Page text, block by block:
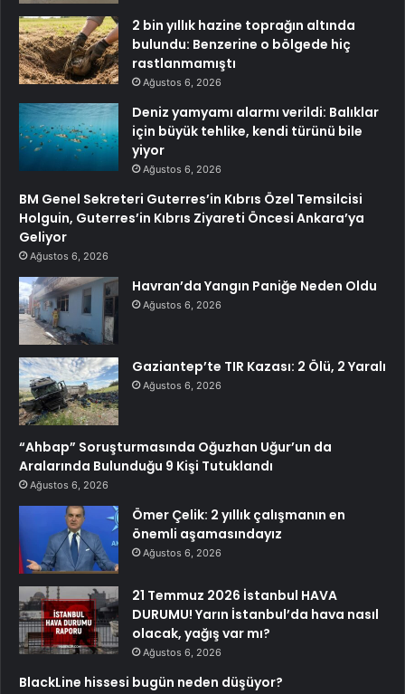
2 bin yıllık hazine toprağın altında
bulundu: Benzerine o bölgede hiç
rastlanmamıştı
Ağustos 6, 2026
Deniz yamyamı alarmı verildi: Balıklar
için büyük tehlike, kendi türünü bile
yiyor
Ağustos 6, 2026
BM Genel Sekreteri Guterres’in Kıbrıs Özel Temsilcisi
Holguin, Guterres’in Kıbrıs Ziyareti Öncesi Ankara’ya
Geliyor
Ağustos 6, 2026
Havran’da Yangın Paniğe Neden Oldu
Ağustos 6, 2026
Gaziantep’te TIR Kazası: 2 Ölü, 2 Yaralı
Ağustos 6, 2026
“Ahbap” Soruşturmasında Oğuzhan Uğur’un da
Aralarında Bulunduğu 9 Kişi Tutuklandı
Ağustos 6, 2026
Ömer Çelik: 2 yıllık çalışmanın en
önemli aşamasındayız
Ağustos 6, 2026
21 Temmuz 2026 İstanbul HAVA
DURUMU! Yarın İstanbul’da hava nasıl
olacak, yağış var mı?
Ağustos 6, 2026
BlackLine hissesi bugün neden düşüyor?